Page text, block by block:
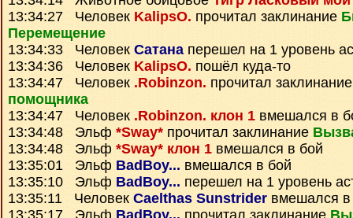
13:34:27 Человек KalipsO. прочитал заклинание
Перемещение
13:34:33 Человек Сатанаперешел на 1 уровень
13:34:36 Человек KalipsO. пошёл куда-то
13:34:47 Человек .Robinzon. прочитал
помощника
13:34:47 Человек .Robinzon. клон 1 вмешался в
13:34:48 Эльф *Sway* прочитал заклинание
13:34:48 Эльф *Sway* клон 1 вмешался в бой
13:35:01 Эльф BadBoy... вмешался в бой
13:35:10 Эльф BadBoy... перешел на 1 уровень
13:35:11 Человек Caelthas Sunstrider вмешался в
13:35:17 Эльф BadBoy... прочитал заклинание